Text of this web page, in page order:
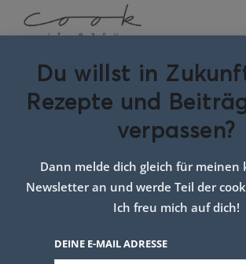
Du willst in
Rezepte und
verpassen?
Dann melde dich gleich für meinen
Newsletter an und werde Teil der
Ich freu mich auf dich!
DEINE E-MAIL ADRESSE